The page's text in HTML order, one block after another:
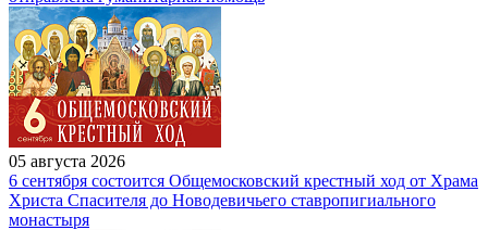
05 августа 2026
6 сентября состоится Общемосковский крестный ход от Храма
Христа Спасителя до Новодевичьего ставропигиального
монастыря